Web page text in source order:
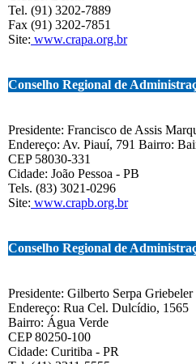
Tel. (91) 3202-7889
Fax (91) 3202-7851
Site: www.crapa.org.br
Conselho Regional de
Presidente: Francisco de Assis
Endereço: Av. Piauí, 791 Bairro:
CEP 58030-331
Cidade: João Pessoa - PB
Tels. (83) 3021-0296
Site: www.crapb.org.br
Conselho Regional de
Presidente: Gilberto Serpa Griebeler
Endereço: Rua Cel. Dulcídio, 1565
Bairro: Água Verde
CEP 80250-100
Cidade: Curitiba - PR